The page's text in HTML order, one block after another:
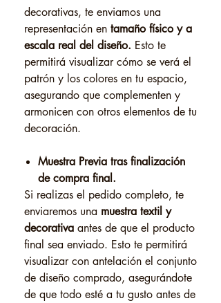
decorativas, te enviamos una
representación en tamaño físico y a
escala real del diseño. Esto te
permitirá visualizar cómo se verá el
patrón y los colores en tu espacio,
asegurando que complementen y
armonicen con otros elementos de tu
decoración.
Muestra Previa tras finalización
de compra final.
Si realizas el pedido completo, te
enviaremos una muestra textil y
decorativa antes de que el producto
final sea enviado. Esto te permitirá
visualizar con antelación el conjunto
de diseño comprado, asegurándote
de que todo esté a tu gusto antes de